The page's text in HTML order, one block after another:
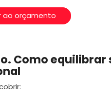
ao orçamento
Como equilibrar